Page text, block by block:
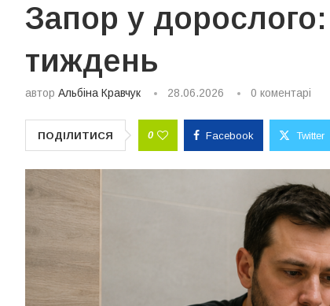
Запор у
тиждень
автор Альбіна Кравчук 28.06.2026 0 коментарі
ПОДІЛИТИСЯ 0 Facebook Twitter